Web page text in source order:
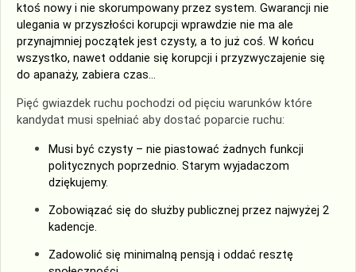
ktoś nowy i nie skorumpowany przez system. Gwarancji nie
ulegania w przyszłości korupcji wprawdzie nie ma ale
przynajmniej początek jest czysty, a to już coś. W końcu
wszystko, nawet oddanie się korupcji i przyzwyczajenie się
do apanaży, zabiera czas…
Pięć gwiazdek ruchu pochodzi od pięciu warunków które
kandydat musi spełniać aby dostać poparcie ruchu:
Musi być czysty – nie piastować żadnych funkcji
politycznych poprzednio. Starym wyjadaczom
dziękujemy.
Zobowiązać się do służby publicznej przez najwyżej 2
kadencje.
Zadowolić się minimalną pensją i oddać resztę